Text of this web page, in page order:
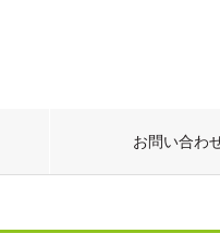
お問い合わ